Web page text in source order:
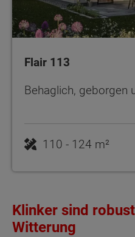
Flair 113
Behaglich, geborgen
110 - 124 m²
Klinker sind
Witterung